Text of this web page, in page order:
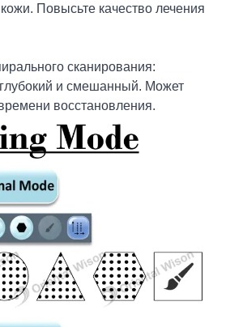
Повысьте качество лечения
сканирования:
и смешанный. Может
восстановления.